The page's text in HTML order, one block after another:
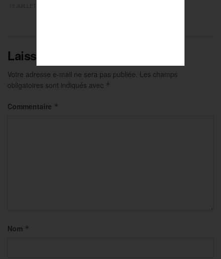
Laisser un commentaire
Votre adresse e-mail ne sera pas publiée. Les champs
obligatoires sont indiqués avec *
Commentaire *
Nom *